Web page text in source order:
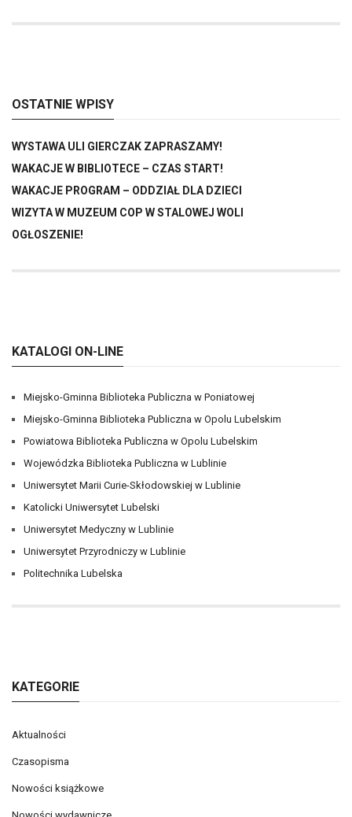
OSTATNIE WPISY
WYSTAWA ULI GIERCZAK ZAPRASZAMY!
WAKACJE W BIBLIOTECE – CZAS START!
WAKACJE PROGRAM – ODDZIAŁ DLA DZIECI
WIZYTA W MUZEUM COP W STALOWEJ WOLI
OGŁOSZENIE!
KATALOGI ON-LINE
Miejsko-Gminna Biblioteka Publiczna w Poniatowej
Miejsko-Gminna Biblioteka Publiczna w Opolu Lubelskim
Powiatowa Biblioteka Publiczna w Opolu Lubelskim
Wojewódzka Biblioteka Publiczna w Lublinie
Uniwersytet Marii Curie-Skłodowskiej w Lublinie
Katolicki Uniwersytet Lubelski
Uniwersytet Medyczny w Lublinie
Uniwersytet Przyrodniczy w Lublinie
Politechnika Lubelska
KATEGORIE
Aktualności
Czasopisma
Nowości książkowe